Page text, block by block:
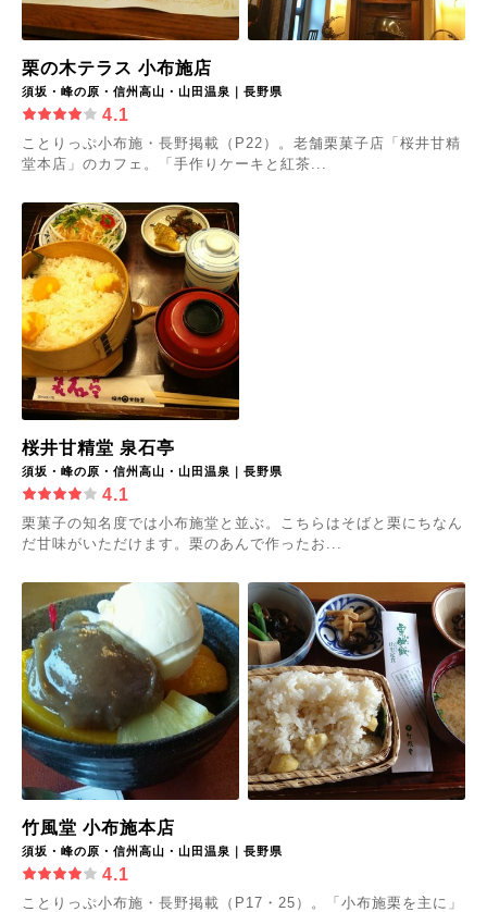
栗の木テラス 小布施店
須坂・峰の原・信州高山・山田温泉｜長野県
4.1
ことりっぷ小布施・長野掲載（P22）。老舗栗菓子店「桜井甘精
堂本店」のカフェ。「手作りケーキと紅茶...
桜井甘精堂 泉石亭
須坂・峰の原・信州高山・山田温泉｜長野県
4.1
栗菓子の知名度では小布施堂と並ぶ。こちらはそばと栗にちなん
だ甘味がいただけます。栗のあんで作ったお...
竹風堂 小布施本店
須坂・峰の原・信州高山・山田温泉｜長野県
4.1
ことりっぷ小布施・長野掲載（P17・25）。「小布施栗を主に」